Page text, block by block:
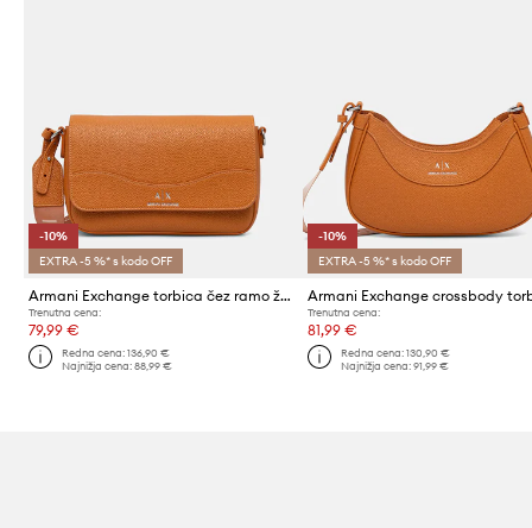
-10%
EXTRA -5 %* s kodo OFF
Armani Exchange torbica čez ramo ženska iz umetnega usnja
Trenutna cena:
79,99 €
Redna cena:136,90 €
Najnižja cena:88,99 €
-10%
EXTRA -5 %* s kodo OFF
Trenutna cena:
81,99 €
Redna cena: 130,90 €
Najnižja cena: 91,99 €